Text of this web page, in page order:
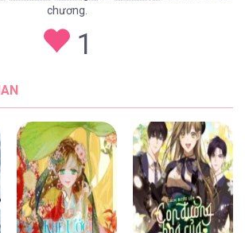
CANDY YUMYUM [...] – Chap 37
CANDY YUMYUM [...] – Chap 36
chương.
1